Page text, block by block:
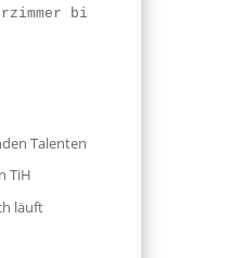
bis zur
Talenten
TiH
läuft